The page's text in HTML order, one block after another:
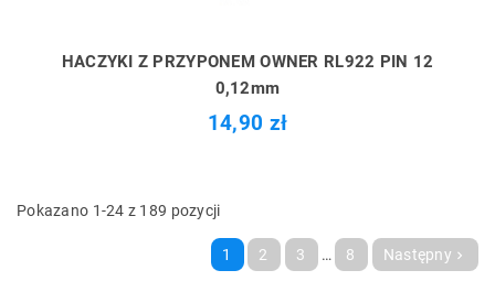
HACZYKI Z PRZYPONEM OWNER RL922 PIN 12
0,12mm
14,90 zł
Pokazano 1-24 z 189 pozycji
1 2 3 … 8 Następny 